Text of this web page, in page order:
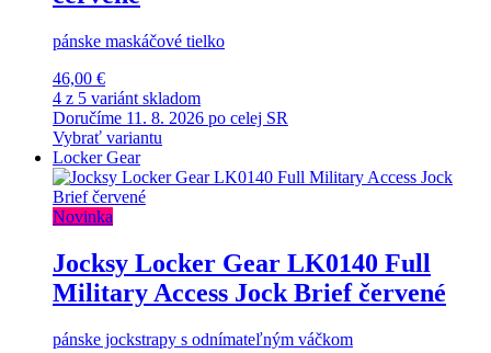
pánske maskáčové tielko
46,00 €
4 z 5 variánt skladom
Doručíme 11. 8. 2026 po celej SR
Vybrať variantu
Locker Gear
Novinka
Jocksy Locker Gear LK0140 Full
Military Access Jock Brief červené
pánske jockstrapy s odnímateľným váčkom